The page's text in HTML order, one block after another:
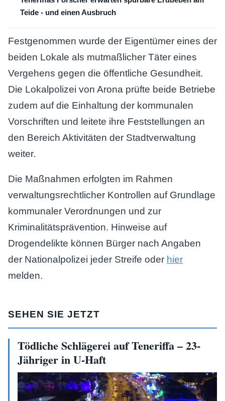
Teide - und einen Ausbruch
Festgenommen wurde der Eigentümer eines der
beiden Lokale als mutmaßlicher Täter eines
Vergehens gegen die öffentliche Gesundheit.
Die Lokalpolizei von Arona prüfte beide Betriebe
zudem auf die Einhaltung der kommunalen
Vorschriften und leitete ihre Feststellungen an
den Bereich Aktivitäten der Stadtverwaltung
weiter.
Die Maßnahmen erfolgten im Rahmen
verwaltungsrechtlicher Kontrollen auf Grundlage
kommunaler Verordnungen und zur
Kriminalitätsprävention. Hinweise auf
Drogendelikte können Bürger nach Angaben
der Nationalpolizei jeder Streife oder hier
melden.
SEHEN SIE JETZT
Tödliche Schlägerei auf Teneriffa – 23-
Jähriger in U-Haft